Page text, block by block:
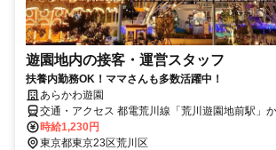
遊園地内の接客・運営スタッフ
扶養内勤務OK！ママさんも多数活躍中！
あらかわ遊園
交通・アクセス 都電荒川線「荒川遊園地前駅」
通勤OK
時給1,230円
東京都東京23区荒川区